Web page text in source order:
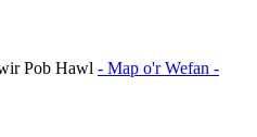
Pob Hawl - Map o'r Wefan -